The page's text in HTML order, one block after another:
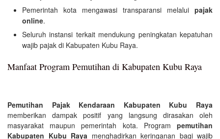
Pemerintah kota mengawasi transparansi melalui pajak
online.
Seluruh instansi terkait mendukung peningkatan kepatuhan
wajib pajak di Kabupaten Kubu Raya.
Manfaat Program Pemutihan di Kabupaten Kubu Raya
Pemutihan Pajak Kendaraan Kabupaten Kubu Raya
memberikan dampak positif yang langsung dirasakan oleh
masyarakat maupun pemerintah kota. Program pemutihan
Kabupaten Kubu Raya menghadirkan keringanan bagi wajib